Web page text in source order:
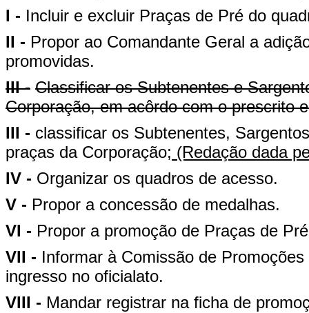
I - Incluir e excluir Praças de Pré do
II - Propor ao Comandante Geral a
promovidas.
III - Classificar os Subtenentes e
Corporação, em acôrdo com o prescrito
III - classificar os Subtenentes,
praças da Corporação; (Redação dada
IV - Organizar os quadros de acesso.
V - Propor a concessão de medalhas.
VI - Propor a promoção de Praças de
VII - Informar à Comissão de
ingresso no oficialato.
VIII - Mandar registrar na ficha de